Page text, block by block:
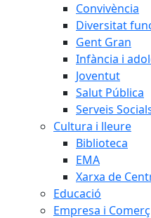
Convivència
Diversitat
Gent Gran
Infància i
Joventut
Salut Pública
Serveis
Cultura i lleure
Biblioteca
EMA
Xarxa de
Educació
Empresa i Comerç